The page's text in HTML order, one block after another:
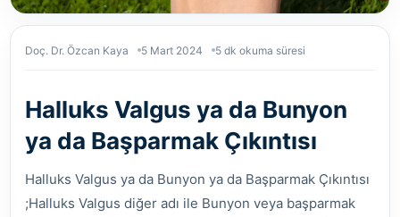
Doç. Dr. Özcan Kaya 5 Mart 2024 5 dk okuma süresi
Halluks Valgus ya da Bunyon
ya da Başparmak Çıkıntısı
Halluks Valgus ya da Bunyon ya da Başparmak Çıkıntısı
;Halluks Valgus diğer adı ile Bunyon veya başparmak